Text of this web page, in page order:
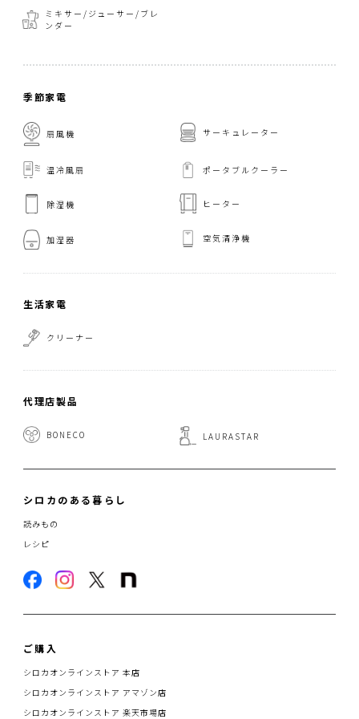
ミキサー/ジューサー/ ブレ
ンダー
季節家電
扇風機 サーキュレーター
温冷風扇 ポータブルクーラー
除湿機 ヒーター
加湿器 空気清浄機
生活家電
クリーナー
代理店製品
BONECO LAURASTAR
シロカのある暮らし
読みもの
レシピ
ご購入
シロカオンラインストア 本店
シロカオンラインストア アマゾン店
シロカオンラインストア 楽天市場店